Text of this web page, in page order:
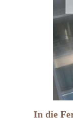
In die